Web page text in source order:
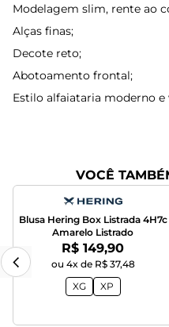
Modelagem slim, rente ao
Alças finas;
Decote reto;
Abotoamento frontal;
Estilo alfaiataria moderno e
VOCÊ
Blusa Hering Box Listrada 4H7c
Amarelo Listrado
Por:
R$ 149,90
ou 4x de R$ 37,48
XG
XP